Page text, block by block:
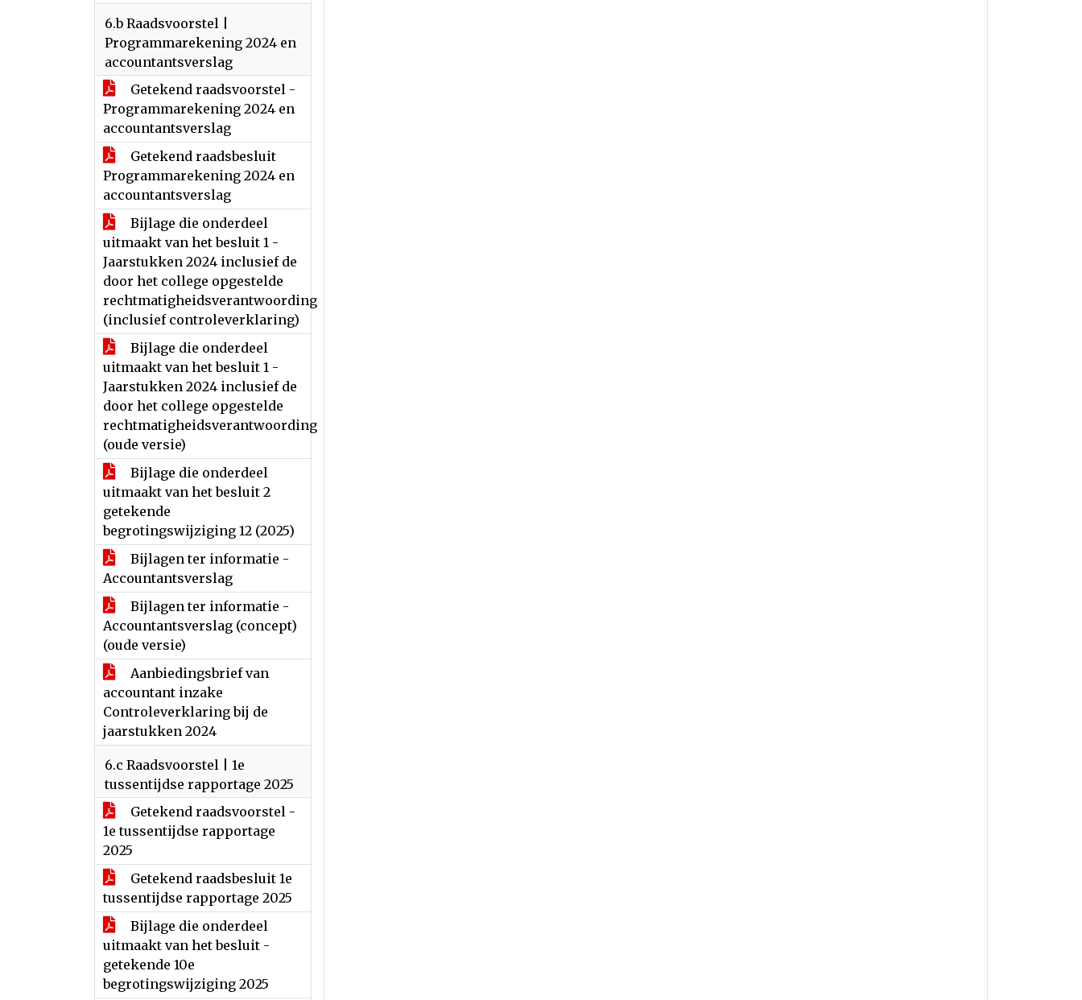
6.b Raadsvoorstel |
Programmarekening 2024 en
accountantsverslag
Getekend raadsvoorstel -
Programmarekening 2024 en
accountantsverslag
Getekend raadsbesluit
Programmarekening 2024 en
accountantsverslag
Bijlage die onderdeel
uitmaakt van het besluit 1 -
Jaarstukken 2024 inclusief de
door het college opgestelde
rechtmatigheidsverantwoording
(inclusief controleverklaring)
Bijlage die onderdeel
uitmaakt van het besluit 1 -
Jaarstukken 2024 inclusief de
door het college opgestelde
rechtmatigheidsverantwoording
(oude versie)
Bijlage die onderdeel
uitmaakt van het besluit 2
getekende
begrotingswijziging 12 (2025)
Bijlagen ter informatie -
Accountantsverslag
Bijlagen ter informatie -
Accountantsverslag (concept)
(oude versie)
Aanbiedingsbrief van
accountant inzake
Controleverklaring bij de
jaarstukken 2024
6.c Raadsvoorstel | 1e
tussentijdse rapportage 2025
Getekend raadsvoorstel -
1e tussentijdse rapportage
2025
Getekend raadsbesluit 1e
tussentijdse rapportage 2025
Bijlage die onderdeel
uitmaakt van het besluit -
getekende 10e
begrotingswijziging 2025